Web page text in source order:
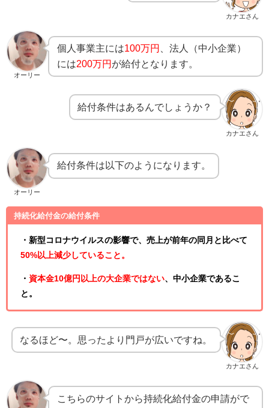
カナエさん
オーリー
個人事業主には100万円
、法人（中小企業）
には200万円 が給付となります。
カナエさん
給付条件はあるんでしょうか？
オーリー
給付条件は以下のようになります。
持続化給付金の給付条件
・新型コロナウイルスの影響で、売上が前年の同月と比べて
50%以上減少していること。
・ 資本金10億円以上の大企業ではない 、中小企業であるこ
と。
カナエさん
なるほど〜。思ったより門戸が広いですね。
こちらのサイトから持続化給付金の申請がで